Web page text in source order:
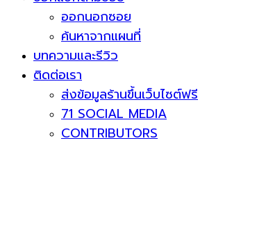
ออกนอกซอย
ค้นหาจากแผนที่
บทความและรีวิว
ติดต่อเรา
ส่งข้อมูลร้านขึ้นเว็บไซต์ฟรี
71 SOCIAL MEDIA
CONTRIBUTORS